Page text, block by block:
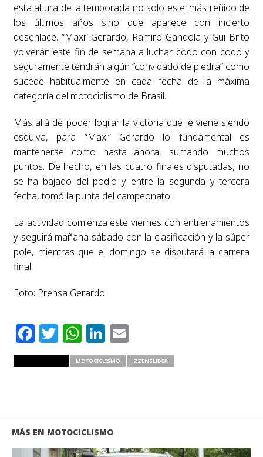
esta altura de la temporada no solo es el más reñido de
los últimos años sino que aparece con incierto
desenlace. “Maxi” Gerardo, Ramiro Gandola y Gui Brito
volverán este fin de semana a luchar codo con codo y
seguramente tendrán algún “convidado de piedra” como
sucede habitualmente en cada fecha de la máxima
categoría del motociclismo de Brasil.
Más allá de poder lograr la victoria que le viene siendo
esquiva, para “Maxi” Gerardo lo fundamental es
mantenerse como hasta ahora, sumando muchos
puntos. De hecho, en las cuatro finales disputadas, no
se ha bajado del podio y entre la segunda y tercera
fecha, tomó la punta del campeonato.
La actividad comienza este viernes con entrenamientos
y seguirá mañana sábado con la clasificación y la súper
pole, mientras que el domingo se disputará la carrera
final.
Foto: Prensa Gerardo.
Facebook
Twitter
WhatsApp
LinkedIn
Email
MOTOCICLISMO ZZENSLIDER
MÁS EN MOTOCICLISMO